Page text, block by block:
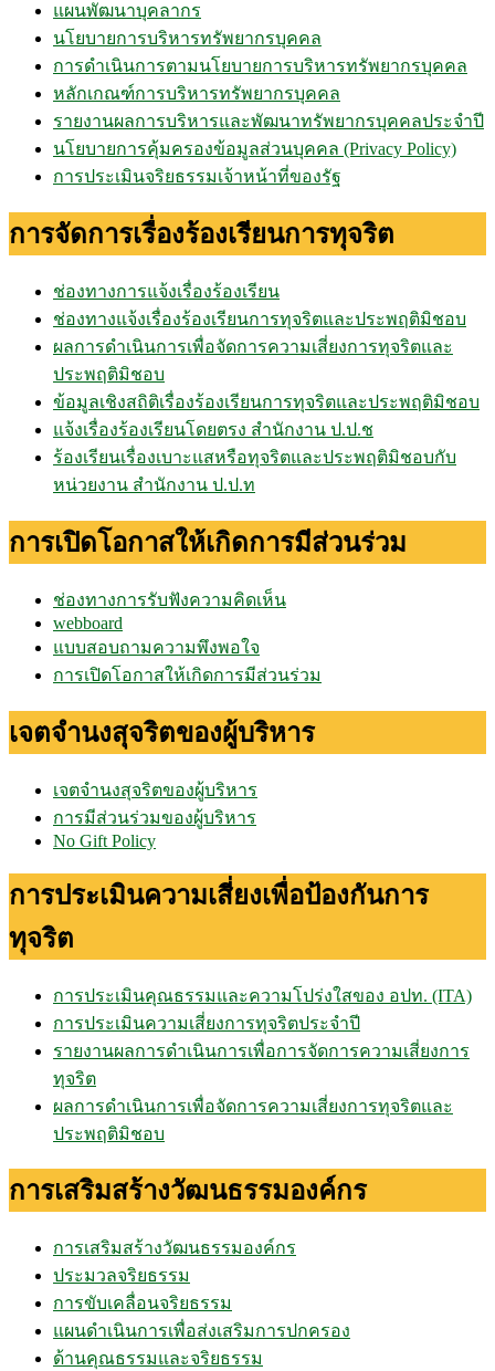
แผนพัฒนาบุคลากร
นโยบายการบริหารทรัพยากรบุคคล
การดำเนินการตามนโยบายการบริหารทรัพยากรบุคคล
หลักเกณฑ์การบริหารทรัพยากรบุคคล
รายงานผลการบริหารและพัฒนาทรัพยากรบุคคลประจำปี
นโยบายการคุ้มครองข้อมูลส่วนบุคคล (Privacy Policy)
การประเมินจริยธรรมเจ้าหน้าที่ของรัฐ
การจัดการเรื่องร้องเรียนการทุจริต
ช่องทางการแจ้งเรื่องร้องเรียน
ช่องทางแจ้งเรื่องร้องเรียนการทุจริตและประพฤติมิชอบ
ผลการดำเนินการเพื่อจัดการความเสี่ยงการทุจริตและ
ประพฤติมิชอบ
ข้อมูลเชิงสถิติเรื่องร้องเรียนการทุจริตและประพฤติมิชอบ
แจ้งเรื่องร้องเรียนโดยตรง สำนักงาน ป.ป.ช
ร้องเรียนเรื่องเบาะแสหรือทุจริตและประพฤติมิชอบกับ
หน่วยงาน สำนักงาน ป.ป.ท
การเปิดโอกาสให้เกิดการมีส่วนร่วม
ช่องทางการรับฟังความคิดเห็น
webboard
แบบสอบถามความพึงพอใจ
การเปิดโอกาสให้เกิดการมีส่วนร่วม
เจตจำนงสุจริตของผู้บริหาร
เจตจำนงสุจริตของผู้บริหาร
การมีส่วนร่วมของผู้บริหาร
No Gift Policy
การประเมินความเสี่ยงเพื่อป้องกันการ
ทุจริต
การประเมินคุณธรรมและความโปร่งใสของ อปท. (ITA)
การประเมินความเสี่ยงการทุจริตประจำปี
รายงานผลการดำเนินการเพื่อการจัดการความเสี่ยงการ
ทุจริต
ผลการดำเนินการเพื่อจัดการความเสี่ยงการทุจริตและ
ประพฤติมิชอบ
การเสริมสร้างวัฒนธรรมองค์กร
การเสริมสร้างวัฒนธรรมองค์กร
ประมวลจริยธรรม
การขับเคลื่อนจริยธรรม
แผนดำเนินการเพื่อส่งเสริมการปกครอง
ด้านคุณธรรมและจริยธรรม